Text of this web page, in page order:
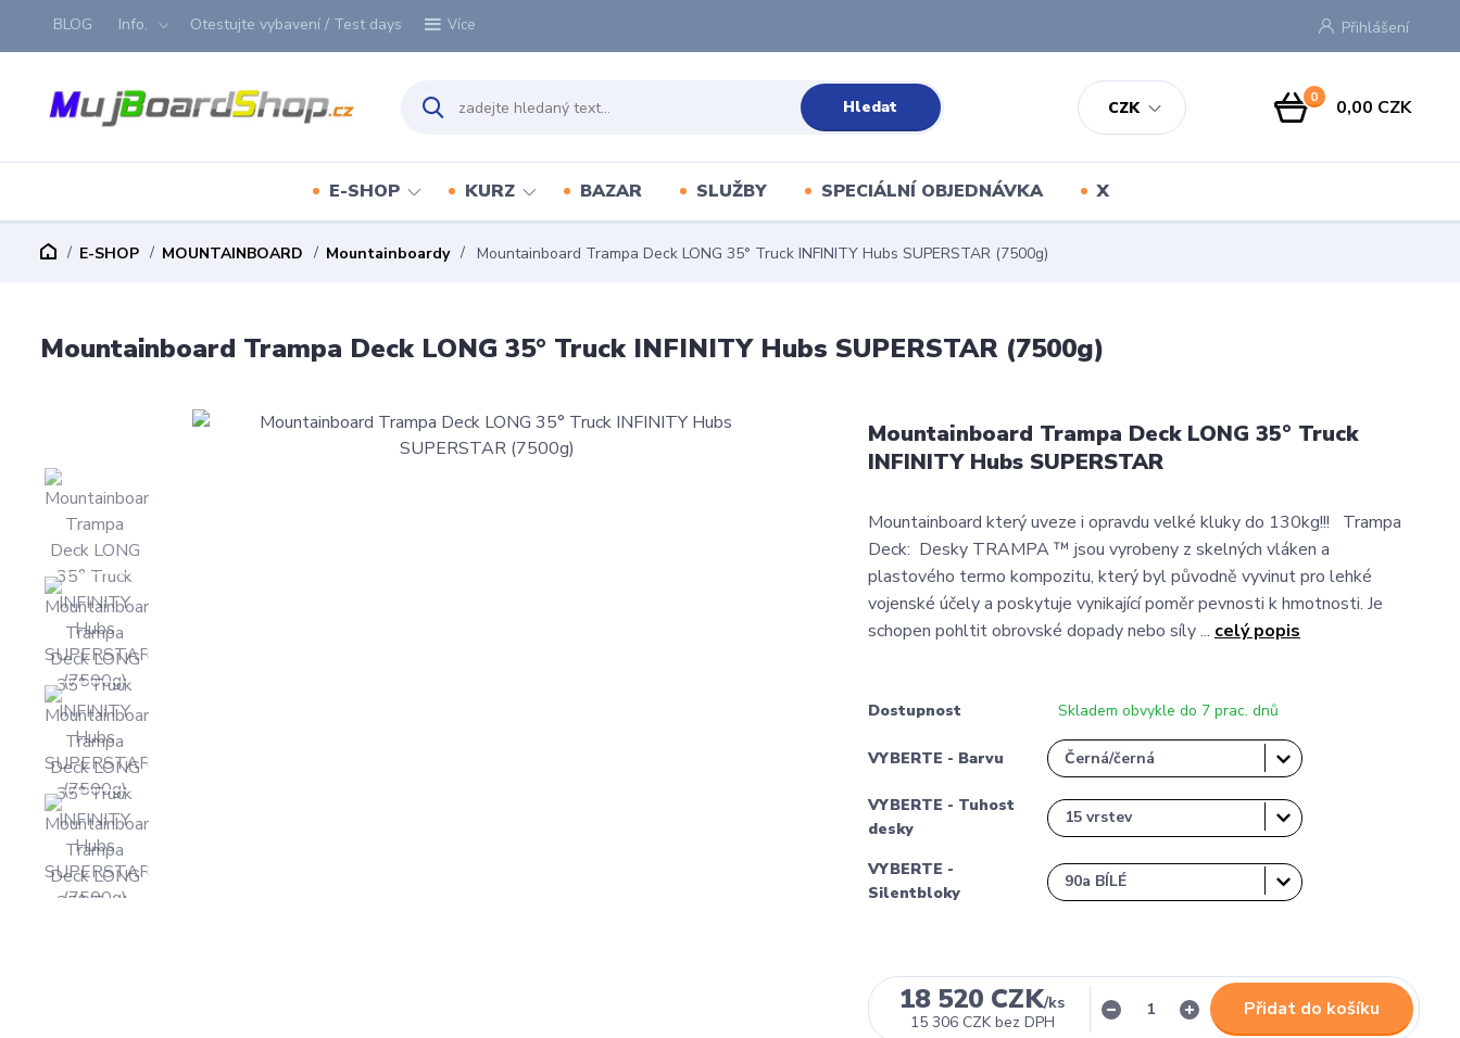
BLOG Info. Otestujte vybavení / Test days Více
CZK
Přihlášení
Hledat 0 0,00 CZK
E-SHOP KURZ BAZAR SLUŽBY SPECIÁLNÍ OBJEDNÁVKA X
E-SHOP MOUNTAINBOARD Mountainboardy Mountainboard Trampa Deck LONG 35° Truck INFINITY Hubs SUPERSTAR (7500g)
Mountainboard Trampa Deck LONG 35° Truck INFINITY Hubs SUPERSTAR (7500g)
Mountainboard Trampa Deck LONG 35° Truck
INFINITY Hubs SUPERSTAR
Mountainboard který uveze i opravdu velké kluky do 130kg!!! Trampa
Deck: Desky TRAMPA ™ jsou vyrobeny z skelných vláken a
plastového termo kompozitu, který byl původně vyvinut pro lehké
vojenské účely a poskytuje vynikající poměr pevnosti k hmotnosti. Je
schopen pohltit obrovské dopady nebo síly ... celý popis
Dostupnost Skladem obvykle do 7 prac. dnů
VYBERTE - Barvu
VYBERTE - Tuhost
desky
VYBERTE -
Silentbloky
18 520 CZK/ks
15 306 CZK bez DPH
Přidat do košíku